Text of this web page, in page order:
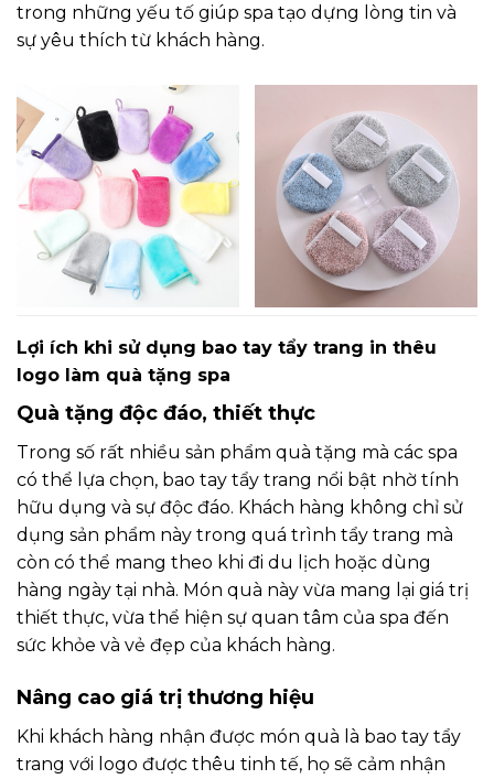
trong những yếu tố giúp spa tạo dựng lòng tin và
sự yêu thích từ khách hàng.
Lợi ích khi sử dụng bao tay tẩy trang in thêu
logo làm quà tặng spa
Quà tặng độc đáo, thiết thực
Trong số rất nhiều sản phẩm quà tặng mà các spa
có thể lựa chọn, bao tay tẩy trang nổi bật nhờ tính
hữu dụng và sự độc đáo. Khách hàng không chỉ sử
dụng sản phẩm này trong quá trình tẩy trang mà
còn có thể mang theo khi đi du lịch hoặc dùng
hàng ngày tại nhà. Món quà này vừa mang lại giá trị
thiết thực, vừa thể hiện sự quan tâm của spa đến
sức khỏe và vẻ đẹp của khách hàng.
Nâng cao giá trị thương hiệu
Khi khách hàng nhận được món quà là bao tay tẩy
trang với logo được thêu tinh tế, họ sẽ cảm nhận